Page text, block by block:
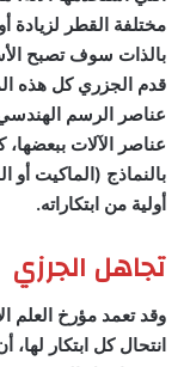
مختلفة القطر لزيادة
بالذات سوف تصبح
قدم الجزري كل هذه
عناصر الرسم الهندسي
عناصر الآلات
بالنماذج (الماكيت
أولية من ابتكاراته.
تجاهل الجرزي
وقد تعمد مؤرخ العلم
انتحال كل ابتكار